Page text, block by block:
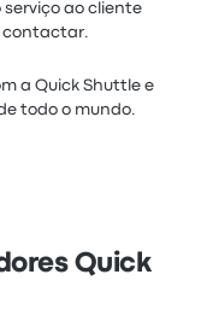
serviço ao cliente
contactar.
a Quick Shuttle e
todo o mundo.
Quick